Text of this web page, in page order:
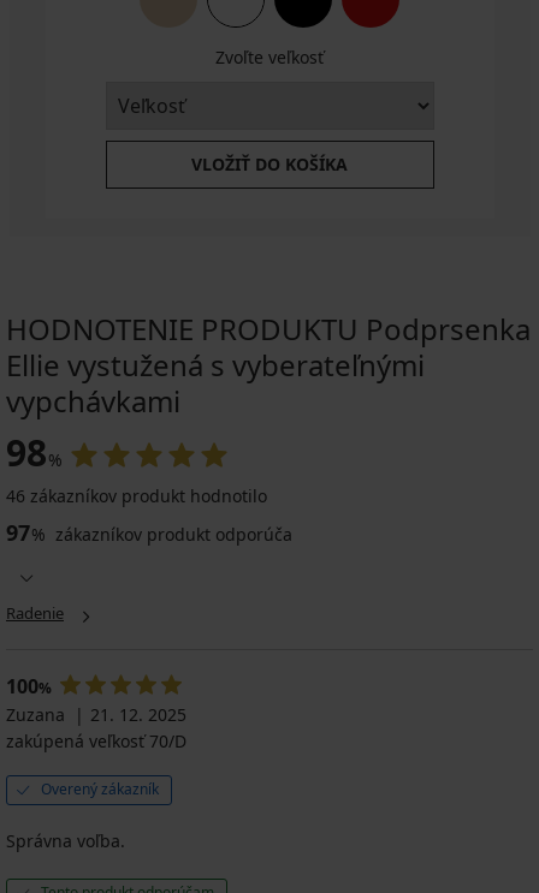
Zvoľte veľkosť
VLOŽIŤ DO KOŠÍKA
HODNOTENIE PRODUKTU Podprsenka
Ellie vystužená s vyberateľnými
vypchávkami
98%
46 zákazníkov produkt hodnotilo
97% zákazníkov produkt odporúča
Radenie
100%
Zuzana
21. 12. 2025
zakúpená veľkosť 70/D
Overený zákazník
Správna voľba.